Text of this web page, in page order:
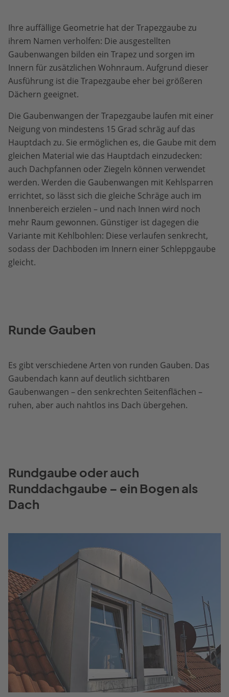
Ihre auffällige Geometrie hat der Trapezgaube zu
ihrem Namen verholfen: Die ausgestellten
Gaubenwangen bilden ein Trapez und sorgen im
Innern für zusätzlichen Wohnraum. Aufgrund dieser
Ausführung ist die Trapezgaube eher bei größeren
Dächern geeignet.
Die Gaubenwangen der Trapezgaube laufen mit einer
Neigung von mindestens 15 Grad schräg auf das
Hauptdach zu. Sie ermöglichen es, die Gaube mit dem
gleichen Material wie das Hauptdach einzudecken:
auch Dachpfannen oder Ziegeln können verwendet
werden. Werden die Gaubenwangen mit Kehlsparren
errichtet, so lässt sich die gleiche Schräge auch im
Innenbereich erzielen – und nach Innen wird noch
mehr Raum gewonnen. Günstiger ist dagegen die
Variante mit Kehlbohlen: Diese verlaufen senkrecht,
sodass der Dachboden im Innern einer Schleppgaube
gleicht.
Runde Gauben
Es gibt verschiedene Arten von runden Gauben. Das
Gaubendach kann auf deutlich sichtbaren
Gaubenwangen – den senkrechten Seitenflächen –
ruhen, aber auch nahtlos ins Dach übergehen.
Rundgaube oder auch
Runddachgaube – ein Bogen als
Dach